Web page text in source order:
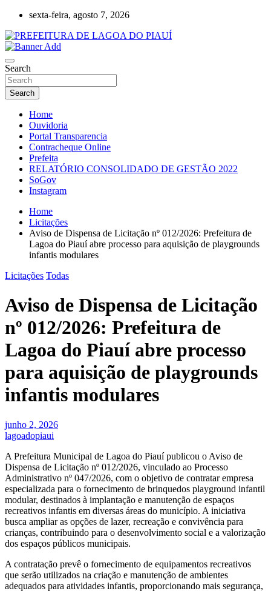
Skip
content
sexta-feira, agosto 7, 2026
PREFEITURA DE LAGOA DO PIAUÍ
Search
Search
Home
Ouvidoria
Portal Transparencia
Contracheque Online
Prefeita
RELATÓRIO CONSOLIDADO DE GESTÃO 2022
SoGov
Instagram
Home
Licitações
Aviso de Dispensa de Licitação nº 012/2026: Prefeitura de
Lagoa do Piauí abre processo para aquisição de playgrounds
infantis modulares
Licitações Todas
Aviso de Dispensa de Licitação
nº 012/2026: Prefeitura de
Lagoa do Piauí abre processo
para aquisição de playgrounds
infantis modulares
junho 2, 2026
lagoadopiaui
A Prefeitura Municipal de Lagoa do Piauí publicou o Aviso de
Dispensa de Licitação nº 012/2026, vinculado ao Processo
Administrativo nº 047/2026, com o objetivo de contratar empresa
especializada para o fornecimento de brinquedos playground infantil
modular, destinados à implantação e manutenção de espaços
recreativos infantis em diversas áreas do município. A iniciativa
busca ampliar as opções de lazer, recreação e convivência para
crianças, contribuindo para o desenvolvimento social e a valorização
dos espaços públicos municipais.
A contratação prevê o fornecimento de equipamentos recreativos
que serão utilizados na criação e manutenção de ambientes
adequados para atividades infantis, proporcionando mais segurança,